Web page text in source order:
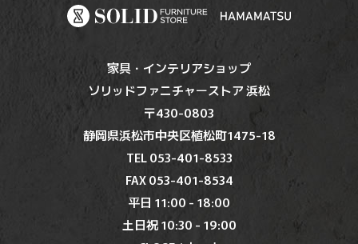
家具・インテリアショップ
ソリッドファニチャーストア 浜松
〒430-0803
静岡県浜松市中央区植松町1475-18
TEL 053-401-8533
FAX 053-401-8534
平日 11:00 - 18:00
土日祝 10:30 - 19:00